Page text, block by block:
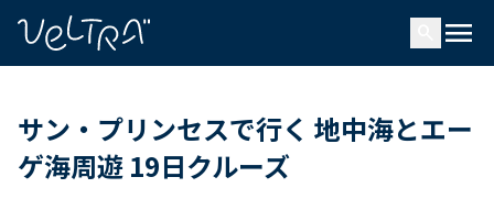
menu
サン・プリンセスで行く 地中海とエー
ゲ海周遊 19日クルーズ